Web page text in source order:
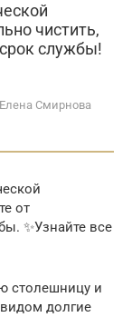
чистить,
службы!
Елена Смирнова
от
✨Узнайте все
столешницу и
долгие